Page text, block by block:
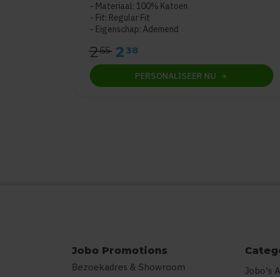
Materiaal: 100% Katoen
Fit: Regular Fit
Eigenschap: Ademend
265 2 38
PERSONALISEER NU
Jobo Promotions
Bezoekadres & Showroom
Jobo's